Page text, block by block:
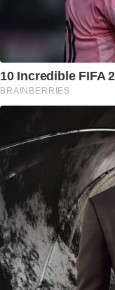
10 Incredible FIFA
BRAINBERRIES